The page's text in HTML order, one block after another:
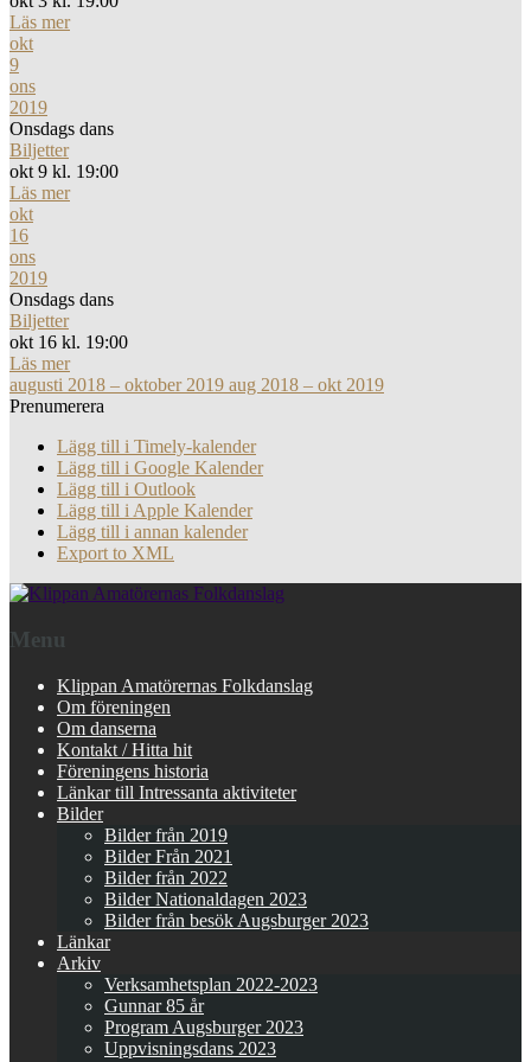
Läs mer
okt
9
ons
2019
Onsdags dans
Biljetter
okt 9 kl. 19:00
Läs mer
okt
16
ons
2019
Onsdags dans
Biljetter
okt 16 kl. 19:00
Läs mer
augusti 2018 – oktober 2019 aug 2018 – okt 2019
Prenumerera
Lägg till i Timely-kalender
Lägg till i Google Kalender
Lägg till i Outlook
Lägg till i Apple Kalender
Lägg till i annan kalender
Export to XML
Menu
Klippan Amatörernas Folkdanslag
Om föreningen
Om danserna
Kontakt / Hitta hit
Föreningens historia
Länkar till Intressanta aktiviteter
Bilder
Bilder från 2019
Bilder Från 2021
Bilder från 2022
Bilder Nationaldagen 2023
Bilder från besök Augsburger 2023
Länkar
Arkiv
Verksamhetsplan 2022-2023
Gunnar 85 år
Program Augsburger 2023
Uppvisningsdans 2023